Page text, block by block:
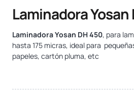
Laminadora Yosan
Laminadora Yosan DH 450, para
hasta 175 micras, ideal para
papeles, cartón pluma, etc